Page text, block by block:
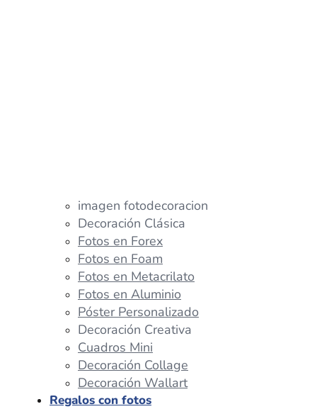
imagen fotodecoracion
Decoración Clásica
Fotos en Forex
Fotos en Foam
Fotos en Metacrilato
Fotos en Aluminio
Póster Personalizado
Decoración Creativa
Cuadros Mini
Decoración Collage
Decoración Wallart
Regalos con fotos